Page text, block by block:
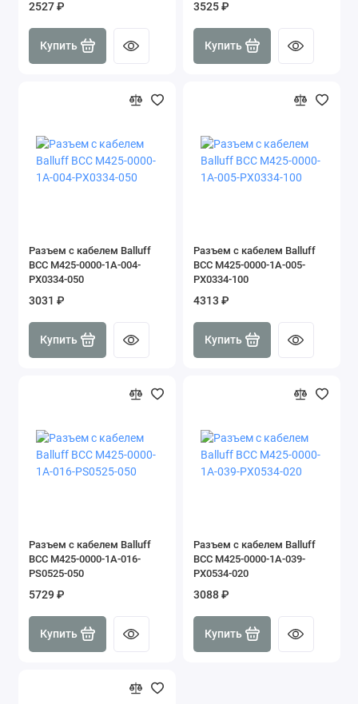
2527 ₽
Купить
3525 ₽
Купить
Разъем с кабелем Balluff
BCC M425-0000-1A-004-
PX0334-050
3031 ₽
Купить
Разъем с кабелем Balluff
BCC M425-0000-1A-005-
PX0334-100
4313 ₽
Купить
Разъем с кабелем Balluff
BCC M425-0000-1A-016-
PS0525-050
5729 ₽
Купить
Разъем с кабелем Balluff
BCC M425-0000-1A-039-
PX0534-020
3088 ₽
Купить